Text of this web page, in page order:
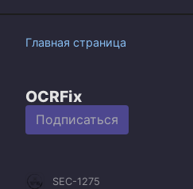
Главная страница
OCRFix
Подписаться
SEC-1275